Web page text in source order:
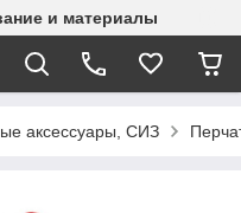
и материалы
аксессуары, СИЗ